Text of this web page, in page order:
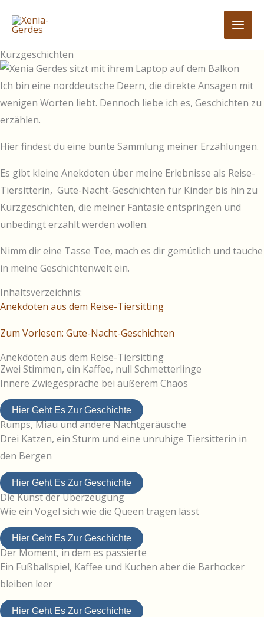
Inhalt
Kurzgeschichten
Ich bin eine norddeutsche Deern, die direkte Ansagen mit
wenigen Worten liebt. Dennoch liebe ich es, Geschichten zu
erzählen.
Hier findest du eine bunte Sammlung meiner Erzählungen.
Es gibt kleine Anekdoten über meine Erlebnisse als Reise-
Tiersitterin, Gute-Nacht-Geschichten für Kinder bis hin zu
Kurzgeschichten, die meiner Fantasie entspringen und
unbedingt erzählt werden wollen.
Nimm dir eine Tasse Tee, mach es dir gemütlich und tauche
in meine Geschichtenwelt ein.
Inhaltsverzeichnis:
Anekdoten aus dem Reise-Tiersitting
Zum Vorlesen: Gute-Nacht-Geschichten
Anekdoten aus dem Reise-Tiersitting
Zwei Stimmen, ein Kaffee, null Schmetterlinge
Innere Zwiegespräche bei äußerem Chaos
Hier Geht Es Zur Geschichte
Rumps, Miau und andere Nachtgeräusche
Drei Katzen, ein Sturm und eine unruhige Tiersitterin in
den Bergen
Hier Geht Es Zur Geschichte
Die Kunst der Überzeugung
Wie ein Vogel sich wie die Queen tragen lässt
Hier Geht Es Zur Geschichte
Der Moment, in dem es passierte
Ein Fußballspiel, Kaffee und Kuchen aber die Barhocker
bleiben leer
Hier Geht Es Zur Geschichte